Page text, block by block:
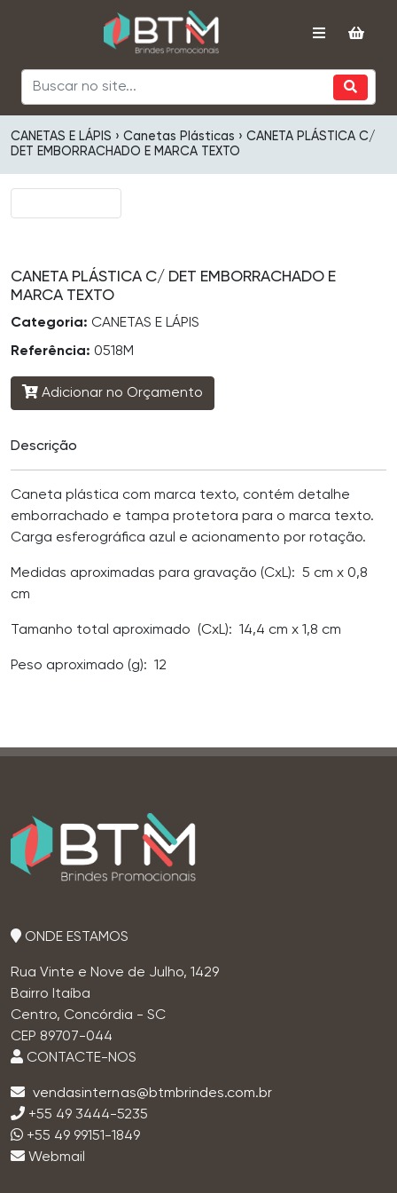
CANETAS E LÁPIS › Canetas Plásticas › CANETA PLÁSTICA C/
DET EMBORRACHADO E MARCA TEXTO
CANETA PLÁSTICA C/ DET EMBORRACHADO E
MARCA TEXTO
Categoria: CANETAS E LÁPIS
Referência: 0518M
Adicionar no Orçamento
Descrição
Caneta plástica com marca texto, contém detalhe
emborrachado e tampa protetora para o marca texto.
Carga esferográfica azul e acionamento por rotação.
Medidas aproximadas para gravação (CxL): 5 cm x 0,8
cm
Tamanho total aproximado (CxL): 14,4 cm x 1,8 cm
Peso aproximado (g): 12
ONDE ESTAMOS
Rua Vinte e Nove de Julho, 1429
Bairro Itaíba
Centro, Concórdia - SC
CEP 89707-044
CONTACTE-NOS
+55 49 3444-5235
+55 49 99151-1849
Webmail